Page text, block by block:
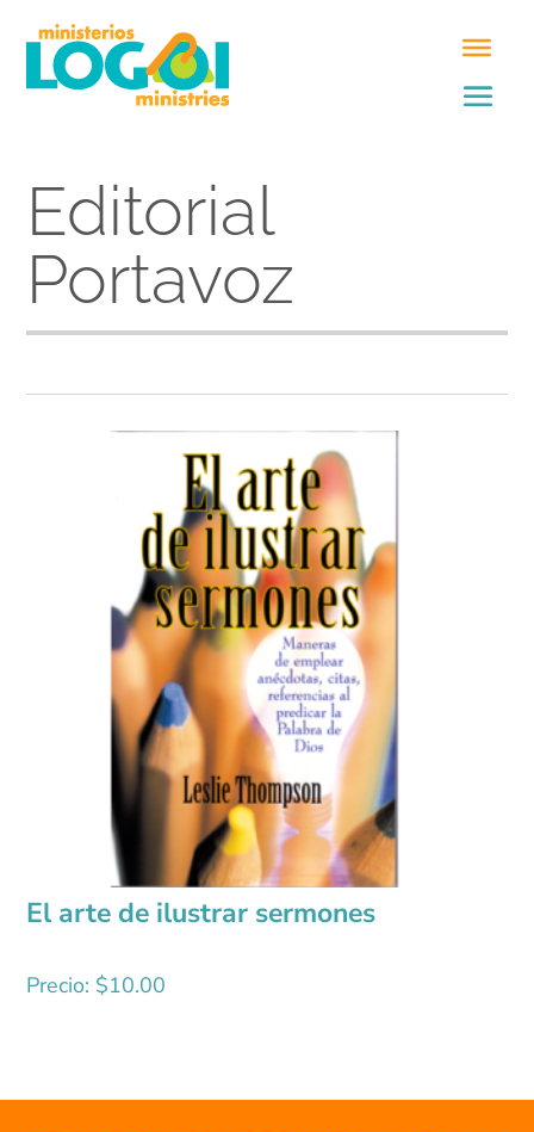
Editorial
Portavoz
El arte de ilustrar sermones
Precio: $10.00